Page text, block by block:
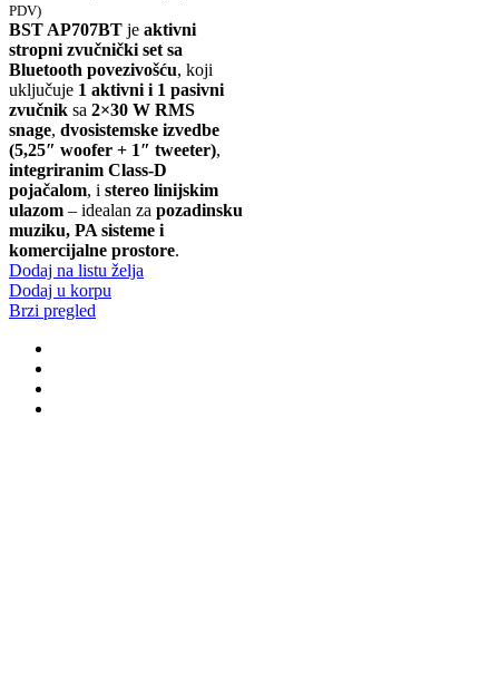
PDV)
BST AP707BT je aktivni
stropni zvučnički set sa
Bluetooth povezivošću, koji
uključuje 1 aktivni i 1 pasivni
zvučnik sa 2×30 W RMS
snage, dvosistemske izvedbe
(5,25″ woofer + 1″ tweeter),
integriranim Class-D
pojačalom, i stereo linijskim
ulazom – idealan za pozadinsku
muziku, PA sisteme i
komercijalne prostore.
Dodaj na listu želja
Dodaj u korpu
Brzi pregled